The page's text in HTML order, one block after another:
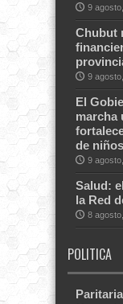
9
Chubut
9
El
marcha
de
9
Salud:
la Red
8
POLITICA